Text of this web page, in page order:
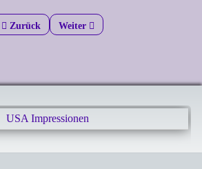
Previous article: Das Unwetter im Nacken
Zurück Next article: Hummer - eine
Weiter
USA Impressionen